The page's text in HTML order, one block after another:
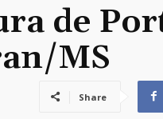
de
MS
Share